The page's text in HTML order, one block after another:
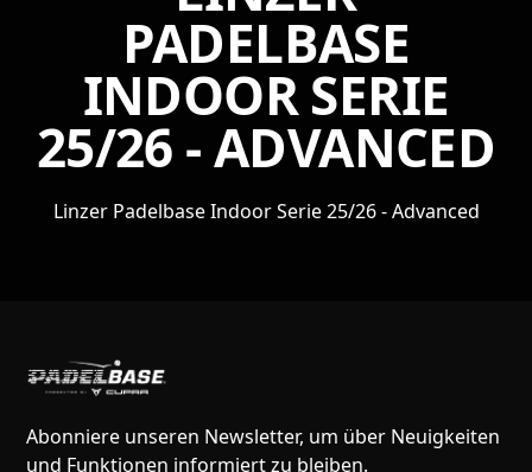
PADELBASE
INDOOR SERIE
25/26 - ADVANCED
Linzer Padelbase Indoor Serie 25/26 - Advanced
Abonniere unseren Newsletter, um über Neuigkeiten
und Funktionen informiert zu bleiben.